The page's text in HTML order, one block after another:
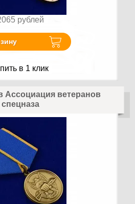
рублей
в 1 клик
Ассоциация ветеранов
спецназа